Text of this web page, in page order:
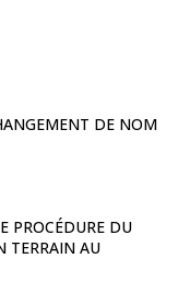
DE NOM
PROCÉDURE DU
TERRAIN AU